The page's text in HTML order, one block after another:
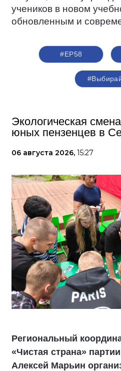
учеников в новом
обновленным и
#ЕР58
Экологическая
юных пензенцев в
06 августа 2026, 15:27
Региональный
«Чистая страна»
Алексей Марьин